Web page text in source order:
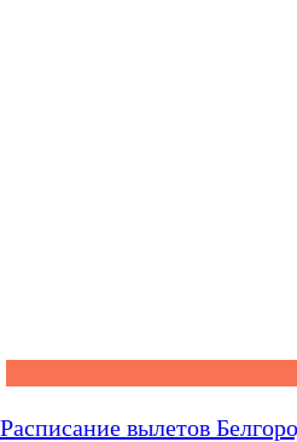
Расписание вылетов